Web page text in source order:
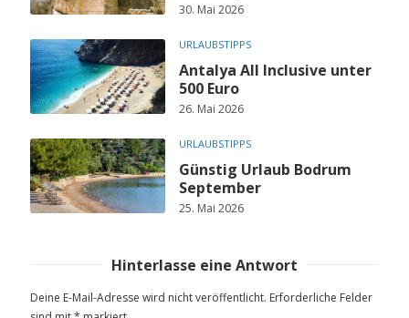
30. Mai 2026
URLAUBSTIPPS
Antalya All Inclusive unter
500 Euro
26. Mai 2026
URLAUBSTIPPS
Günstig Urlaub Bodrum
September
25. Mai 2026
Hinterlasse eine Antwort
Deine E-Mail-Adresse wird nicht veröffentlicht. Erforderliche Felder